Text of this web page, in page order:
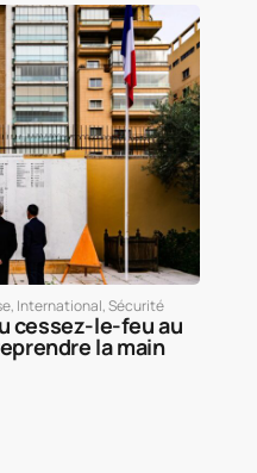
, International,Sécurité
cessez-le-feu au
la main